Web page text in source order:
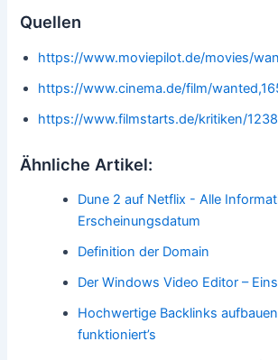
Quellen
https://www.moviepilot.de/movies/
https://www.cinema.de/film/
https://www.filmstarts.de/kritiken/
Ähnliche Artikel:
Dune 2 auf Netflix - Alle
Erscheinungsdatum
Definition der Domain
Der Windows Video Editor –
Hochwertige Backlinks
funktioniert’s